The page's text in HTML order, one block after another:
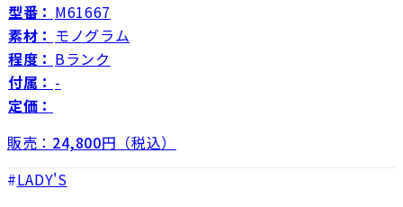
型番： M61667
素材： モノグラム
程度： Bランク
付属： -
定価：
販売： 24,800円（税込）
LADY'S